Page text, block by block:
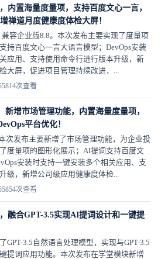
内置海量度量项，支持百度文心一言，
禅道月度健康度体检大屏！
容企业版8.8。本次发布主要实现了度量项
持百度文心一言大语言模型；DevOps安装
应用、支持使用命令行进行版本升级，新
大屏，促进项目管理持续改进，...
5814次查看
新增市场管理功能，内置海量度量项，
平台优化！
次发布主要新增了市场管理功能，为企业投
度量项的图形化展示；AI提词支持百度文
安装时支持一键安装多个相关应用、支
级，新增公司级应用健康度体检...
5854次查看
融合GPT-3.5实现AI提词设计和一键提
GPT-3.5自然语言处理模型，实现与GPT-3.5
提词应用功能。本次发布在学堂模块新增